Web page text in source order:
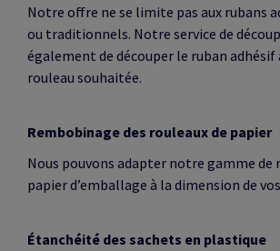
Notre offre ne se limite pas aux rubans
ou traditionnels. Notre service de
également de découper le ruban adhésif
rouleau souhaitée.
Rembobinage des rouleaux de papier
Nous pouvons adapter notre gamme de
papier d’emballage à la dimension de
Étanchéité des sachets en plastique